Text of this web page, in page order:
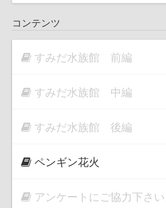
コンテンツ
すみだ水族館 前編
すみだ水族館 中編
すみだ水族館 後編
ペンギン花火
アンケートにご協力下さい